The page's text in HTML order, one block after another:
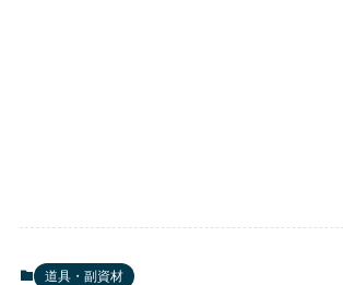
道具・副資材